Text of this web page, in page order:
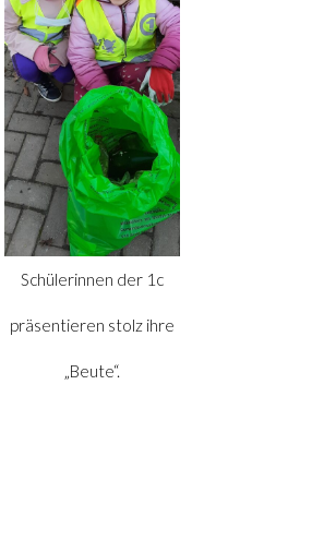
Schülerinnen der 1c
präsentieren stolz ihre
„Beute“.